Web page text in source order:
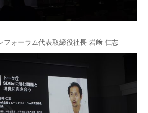
フォーラム代表取締役社長 岩﨑 仁志